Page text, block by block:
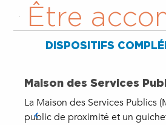
Être
DISPOSITIFS
Maison des Services
La Maison des Services Publics
public de proximité et un